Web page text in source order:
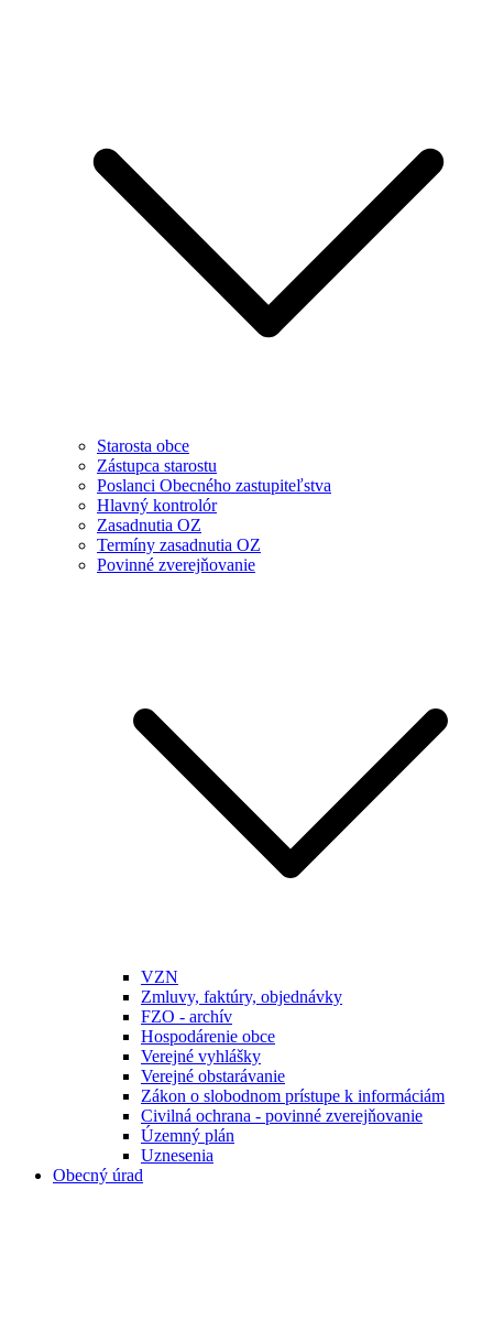
Starosta obce
Zástupca starostu
Poslanci Obecného zastupiteľstva
Hlavný kontrolór
Zasadnutia OZ
Termíny zasadnutia OZ
Povinné zverejňovanie
VZN
Zmluvy, faktúry, objednávky
FZO - archív
Hospodárenie obce
Verejné vyhlášky
Verejné obstarávanie
Zákon o slobodnom prístupe k informáciám
Civilná ochrana - povinné zverejňovanie
Územný plán
Uznesenia
Obecný úrad